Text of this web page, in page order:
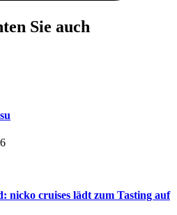
Sie auch
nicko cruises lädt zum Tasting auf